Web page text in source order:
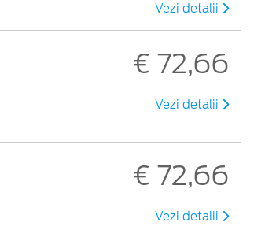
Vezi detalii
€ 72,66
Vezi detalii
€ 72,66
Vezi detalii